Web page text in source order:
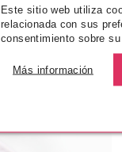
Este sitio web utiliza
relacionada con sus
consentimiento sobre
Más información